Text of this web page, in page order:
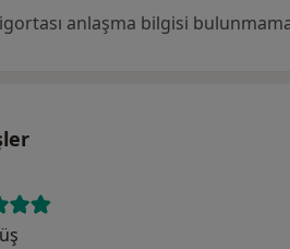
anlaşma bilgisi